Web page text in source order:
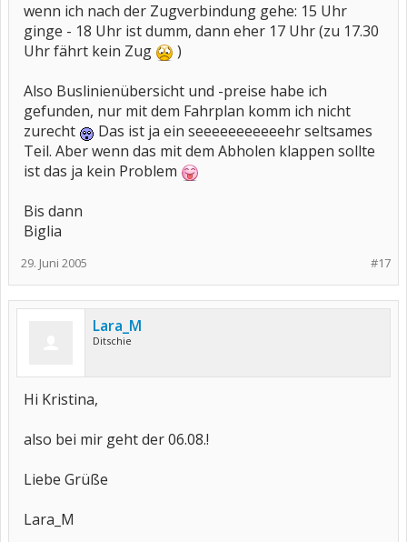
wenn ich nach der Zugverbindung gehe: 15 Uhr
ginge - 18 Uhr ist dumm, dann eher 17 Uhr (zu 17.30
Uhr fährt kein Zug
)
Also Buslinienübersicht und -preise habe ich
gefunden, nur mit dem Fahrplan komm ich nicht
zurecht
Das ist ja ein seeeeeeeeeeehr seltsames
Teil. Aber wenn das mit dem Abholen klappen sollte
ist das ja kein Problem
Bis dann
Biglia
#17
29. Juni 2005
Lara_M
Ditschie
Hi Kristina,
also bei mir geht der 06.08.!
Liebe Grüße
Lara_M